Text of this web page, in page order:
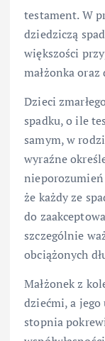
testament. W
dziedziczą
większości
małżonka
Dzieci
spadku, o ile
samym, w
wyraźne
nieporozumień
że każdy ze
do
szczególnie
obciążonych
Małżonek z
dziećmi, a jego
stopnia